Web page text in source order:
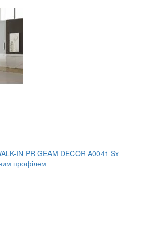
IN PR GEAM DECOR A0041 Sx
профілем